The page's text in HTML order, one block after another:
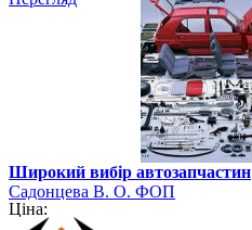
Широкий вибір автозапчастин
Садонцева В. О. ФОП
Ціна: